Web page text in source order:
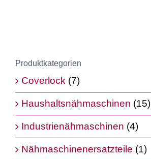
Produktkategorien
Coverlock (7)
Haushaltsnähmaschinen (15)
Industrienähmaschinen (4)
Nähmaschinenersatzteile (1)